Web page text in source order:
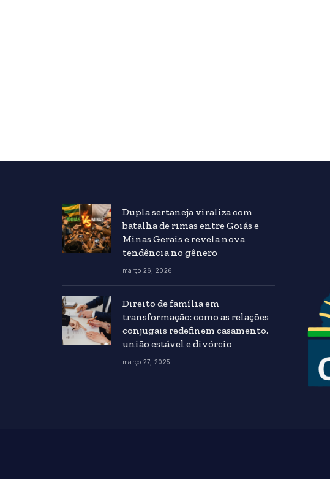
Dupla sertaneja viraliza com
batalha de rimas entre Goiás e
Minas Gerais e revela nova
tendência no gênero
março 26, 2026
Direito de família em
transformação: como as relações
conjugais redefinem casamento,
união estável e divórcio
março 27, 2025